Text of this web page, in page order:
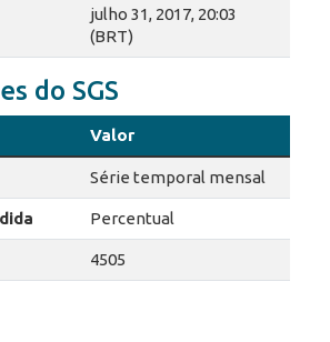
julho 31, 2017, 20:03
(BRT)
do SGS
Valor
Série temporal mensal
Percentual
4505